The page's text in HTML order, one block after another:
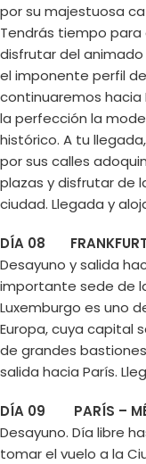
por su majestuosa
Tendrás tiempo para
disfrutar del
el imponente perfil
continuaremos hacia
la perfección la
histórico. A tu
por sus calles
plazas y disfrutar de
ciudad. Llegada y
DÍA 08 FRANKFURT
Desayuno y salida
importante sede de
Luxemburgo es uno
Europa, cuya capital
de grandes
salida hacia París.
DÍA 09 PARÍS –
Desayuno. Día libre
tomar el vuelo a la